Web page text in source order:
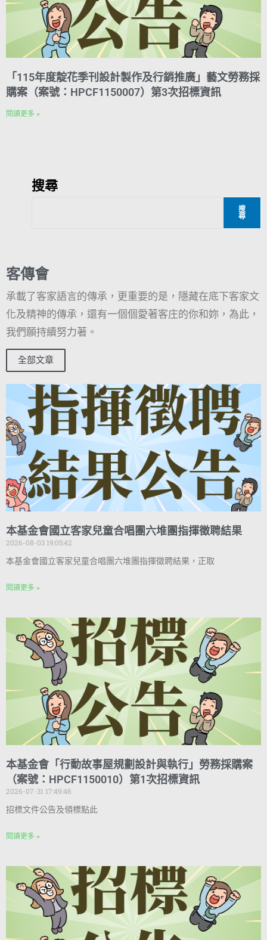
「115年度靛花季刊設計製作及行銷推廣」藝文勞務採
購案（案號：HPCF1150007）第3次招標資訊
閱讀更多 »
搜尋
搜
尋
客傳會
承載了客家語言的傳承，更重要的是，隱藏在底下客家文
化及精神的傳承，還有一個個愛著客庄的你和妳，為此，
我們願持續努力著。
全部文章
本基金會國立客家兒童合唱團六堆團指揮徵聘結果
2026-08-03 19:05:42
本基金會國立客家兒童合唱團六堆團指揮徵聘結果，正取
閱讀更多 »
本基金會「行動故事屋規劃設計與執行」勞務採購案
（案號：HPCF1150010）第1次招標資訊
2026-07-31 17:49:46
招標文件公告及領標點此
閱讀更多 »